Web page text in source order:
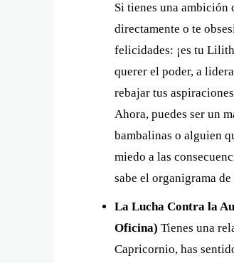
Si tienes una ambición
directamente o te
felicidades: ¡es tu
querer el poder, a
rebajar tus
Ahora, puedes ser un
bambalinas o alguien
miedo a las
sabe el organigrama
La Lucha Contra la
Oficina) Tienes una
Capricornio, has